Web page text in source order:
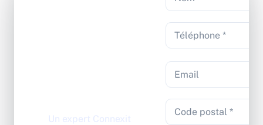
Un expert Connexit